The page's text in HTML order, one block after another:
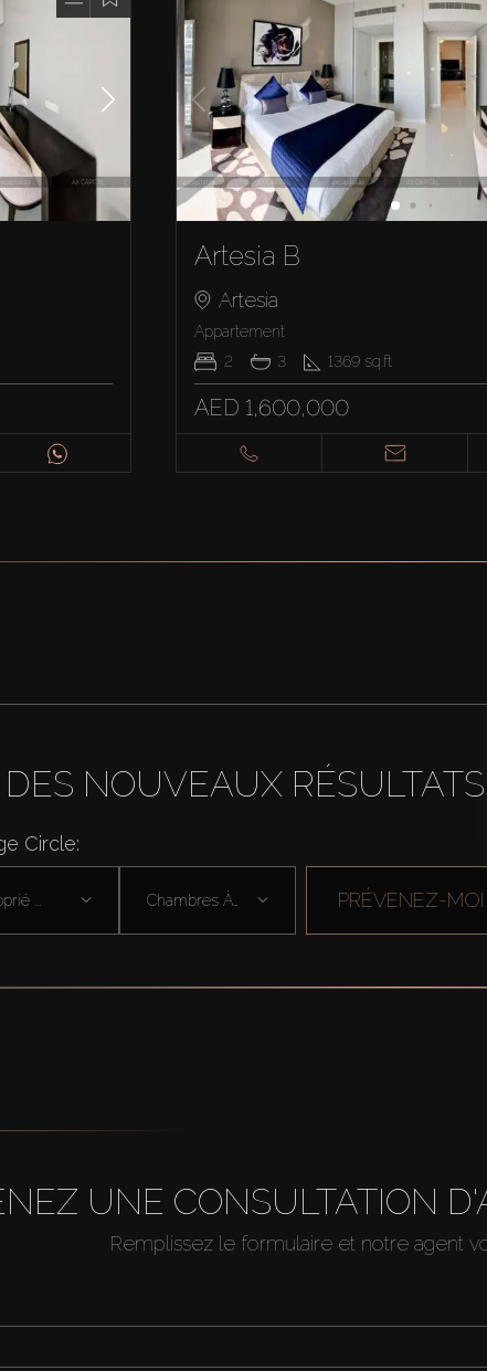
Artesia B
Artesia
Appartement
2
3 1369 sq.ft
AED 1,600,000
NOUVEAUX RÉSULTATS
Circle:
... Chambres À Cou ... PRÉVENEZ-MOI
UNE CONSULTATION
Remplissez le formulaire et notre agent